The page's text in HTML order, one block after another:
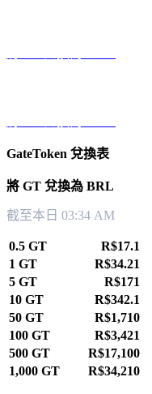
GateToken 兌換表
將 GT 兌換為 BRL
截至本日 03:34 AM
0.5 GT
R$17.1
1 GT
R$34.21
5 GT
R$171
10 GT
R$342.1
50 GT
R$1,710
100 GT
R$3,421
500 GT
R$17,100
1,000 GT
R$34,210